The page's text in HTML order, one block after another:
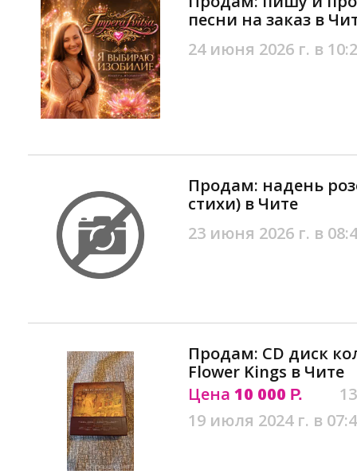
песни на заказ в
24 июня 2026 г. в
Продам: надень
стихи) в Чите
23 июня 2026 г. в
Продам: CD диск
Flower Kings в Чите
Цена 10 000 Р.
19 июля 2024 г. в